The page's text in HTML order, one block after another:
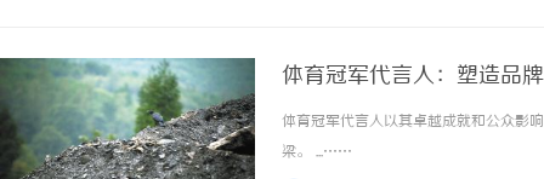
体育冠军代言人：塑造品
体育冠军代言人以其卓越成就和公众影
梁。 ...……